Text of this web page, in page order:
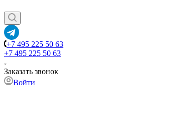
+7 495 225 50 63
+7 495 225 50 63
Заказать звонок
Войти